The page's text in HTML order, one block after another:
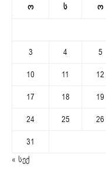
ო ს ო
3
4 5
10
11 12
17
18 19
24
25 26
31
« სექ